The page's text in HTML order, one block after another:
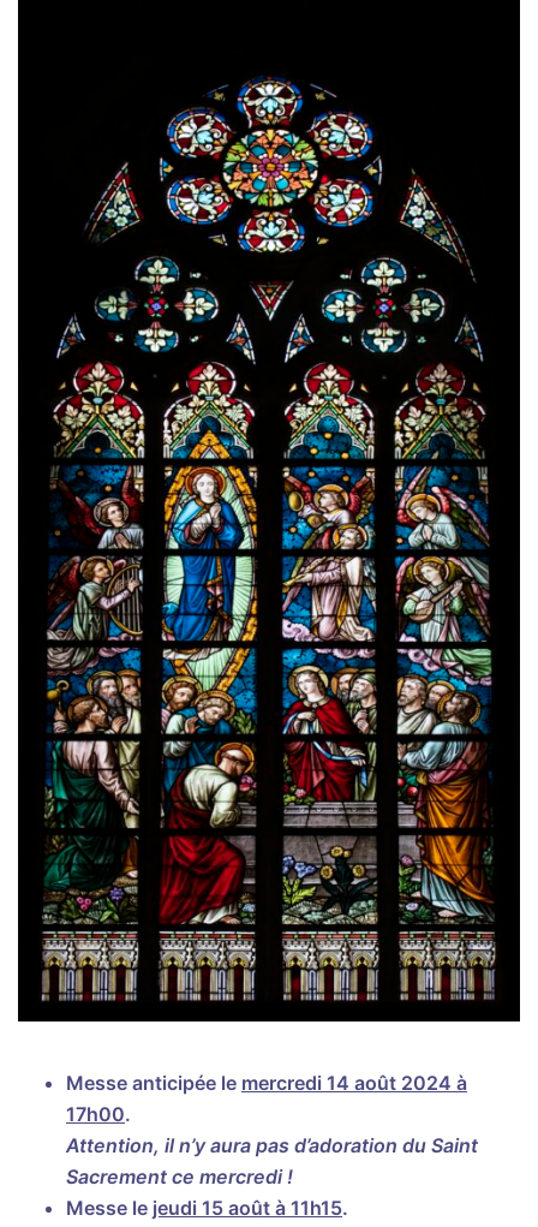
Messe anticipée le mercredi 14 août 2024 à
17h00.
Attention, il n’y aura pas d’adoration du Saint
Sacrement ce mercredi !
Messe le jeudi 15 août à 11h15.